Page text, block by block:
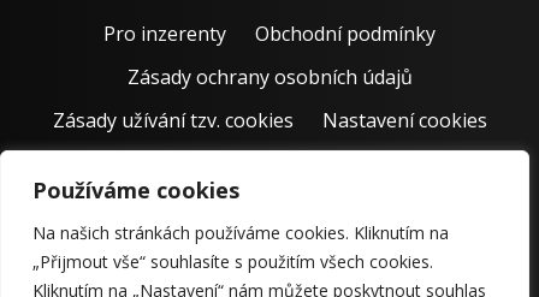
Používáme cookies
Na našich stránkách používáme cookies. Kliknutím na
„Přijmout vše“ souhlasíte s použitím všech cookies.
Kliknutím na „Nastavení“ nám můžete poskytnout souhlas
Pro inzerenty
Obchodní podmínky
Zásady ochrany osobních údajů
Zásady užívání tzv. cookies
Nastavení cookies